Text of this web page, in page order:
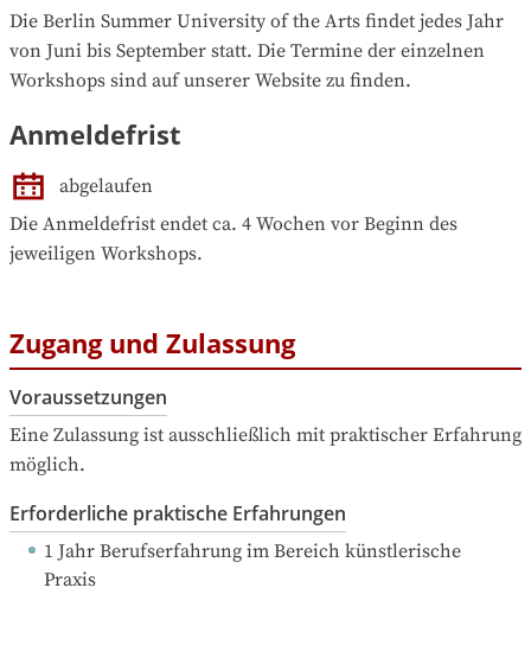
Die Berlin Summer University of the Arts findet jedes Jahr
von Juni bis September statt. Die Termine der einzelnen
Workshops sind auf unserer Website zu finden.
Anmeldefrist
abgelaufen
Die Anmeldefrist endet ca. 4 Wochen vor Beginn des
jeweiligen Workshops.
Zugang und Zulassung
Voraussetzungen
Eine Zulassung ist ausschließlich mit praktischer Erfahrung
möglich.
Erforderliche praktische Erfahrungen
1 Jahr Berufserfahrung im Bereich künstlerische
Praxis